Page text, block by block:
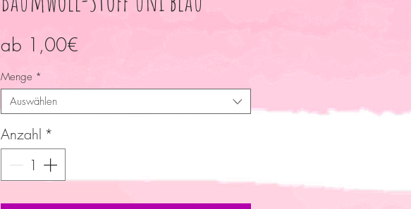
ab 1,00€
Menge *
Auswählen
Anzahl *